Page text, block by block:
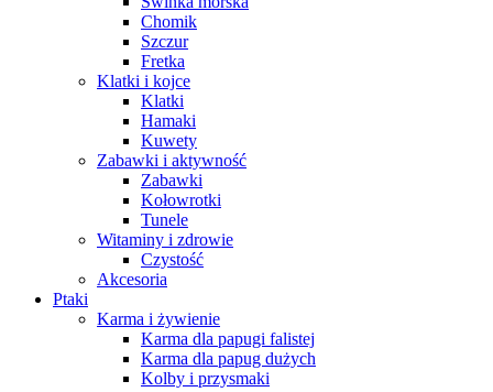
Chomik
Szczur
Fretka
Klatki i kojce
Klatki
Hamaki
Kuwety
Zabawki i aktywność
Zabawki
Kołowrotki
Tunele
Witaminy i zdrowie
Czystość
Akcesoria
Ptaki
Karma i żywienie
Karma dla papugi falistej
Karma dla papug dużych
Kolby i przysmaki